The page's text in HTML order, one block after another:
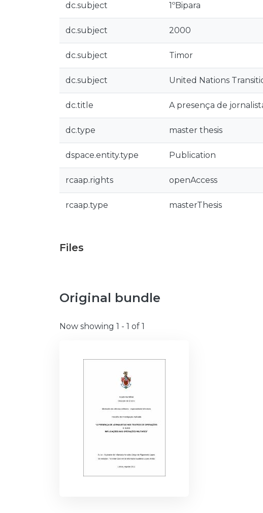
dc.subject 1ºBipara
dc.subject 2000
dc.subject Timor
dc.subject United Nations
dc.title A presença de
dc.type master thesis
dspace.entity.type Publication
rcaap.rights openAccess
rcaap.type masterThesis
Files
Original bundle
Now showing 1 - 1 of 1